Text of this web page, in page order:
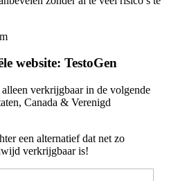
website: TestoGen
verkrijgbaar in de volgende
Canada & Verenigd
een alternatief dat net zo
verkrijgbaar is!